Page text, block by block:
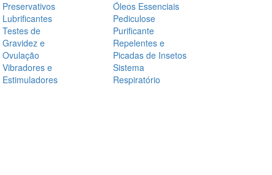
Preservativos
Lubrificantes
Testes de
Gravidez e
Ovulação
Vibradores e
Estimuladores
Óleos Essenciais
Pediculose
Purificante
Repelentes e
Picadas de Insetos
Sistema
Respiratório